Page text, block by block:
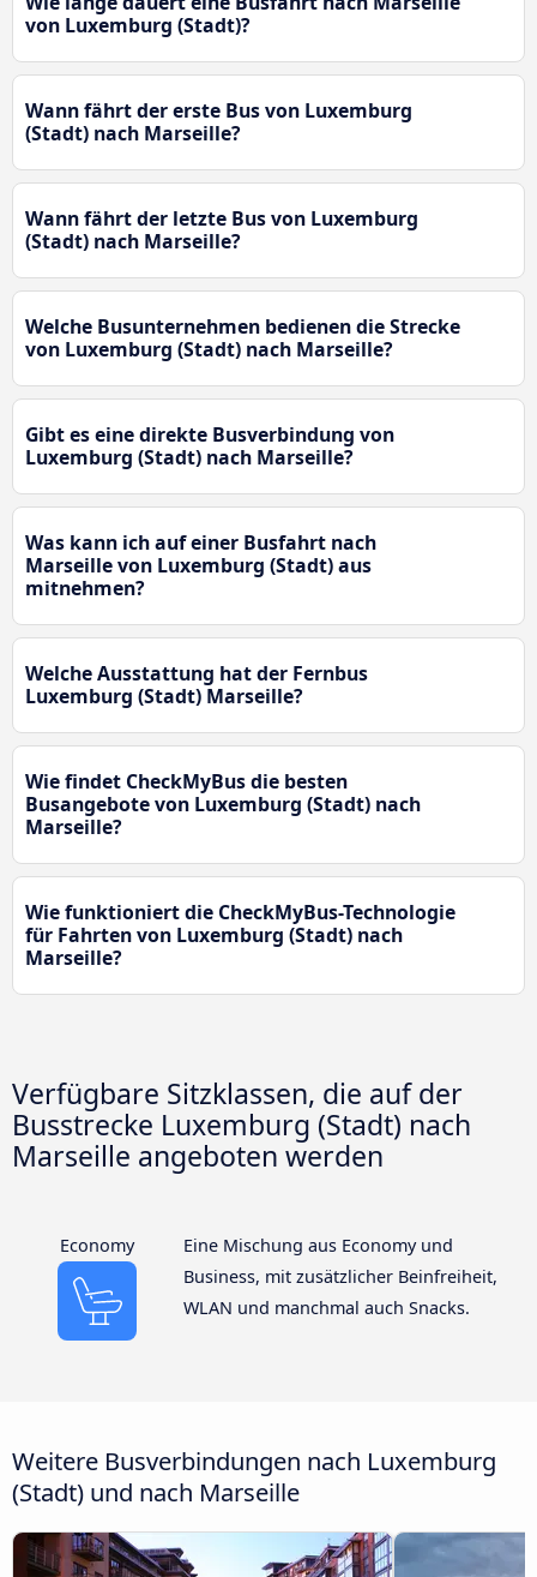
von Luxemburg (Stadt)?
Wann fährt der erste Bus von Luxemburg
(Stadt) nach Marseille?
Wann fährt der letzte Bus von Luxemburg
(Stadt) nach Marseille?
Welche Busunternehmen bedienen die Strecke
von Luxemburg (Stadt) nach Marseille?
Gibt es eine direkte Busverbindung von
Luxemburg (Stadt) nach Marseille?
Was kann ich auf einer Busfahrt nach
Marseille von Luxemburg (Stadt) aus
mitnehmen?
Welche Ausstattung hat der Fernbus
Luxemburg (Stadt) Marseille?
Wie findet CheckMyBus die besten
Busangebote von Luxemburg (Stadt) nach
Marseille?
Wie funktioniert die CheckMyBus-Technologie
für Fahrten von Luxemburg (Stadt) nach
Marseille?
Verfügbare Sitzklassen, die auf der
Busstrecke Luxemburg (Stadt) nach
Marseille angeboten werden
Economy
Eine Mischung aus Economy und
Business, mit zusätzlicher Beinfreiheit,
WLAN und manchmal auch Snacks.
Weitere Busverbindungen nach Luxemburg
(Stadt) und nach Marseille